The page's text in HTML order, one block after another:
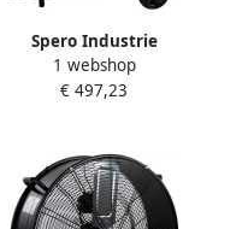
Spero Industrie
vloerventilator | 90cm |
max: 9000 m3 h |
1 webshop
€ 497,23